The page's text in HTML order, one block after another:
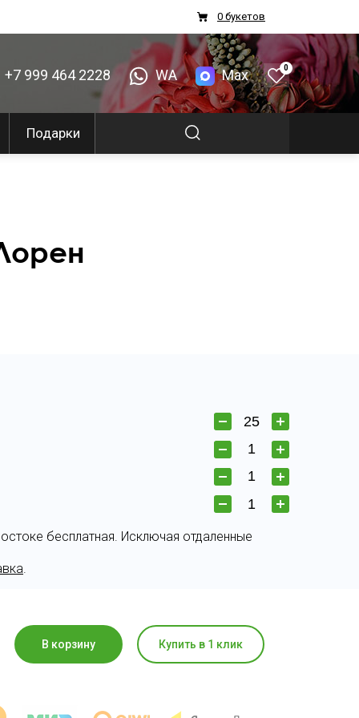
0 букетов
+7 999 464 2228 WA Max 0
Подарки
бесплатная. Исключая отдаленные
.
В корзину Купить в 1 клик